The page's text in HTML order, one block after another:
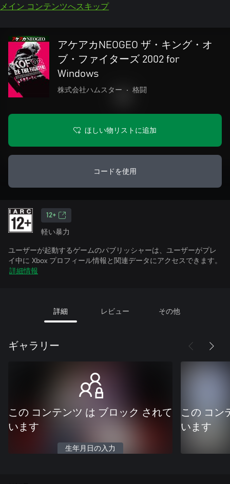
メイン コンテンツへスキップ
アケアカNEOGEO ザ・キング・オ
ブ・ファイターズ 2002 for
Windows
株式会社ハムスター • 格闘
ほしい物リストに追加
コードを使用
12+
軽い暴力
ユーザーが起動するゲームのパブリッシャーは、ユーザーがプレ
イ中に Xbox プロフィール情報と関連データにアクセスできます。
詳細情報
詳細 レビュー その他
ギャラリー
この コンテンツ は ブロック されて
います
生年月日の入力
この コン
います